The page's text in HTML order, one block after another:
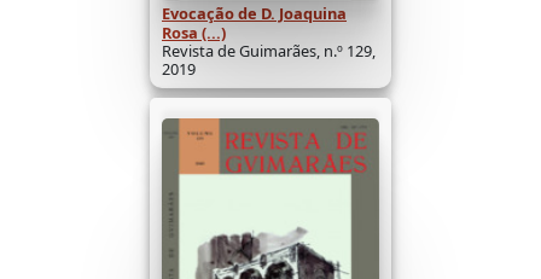
Evocação de D. Joaquina
Rosa (...)
Revista de Guimarães, n.º 129,
2019